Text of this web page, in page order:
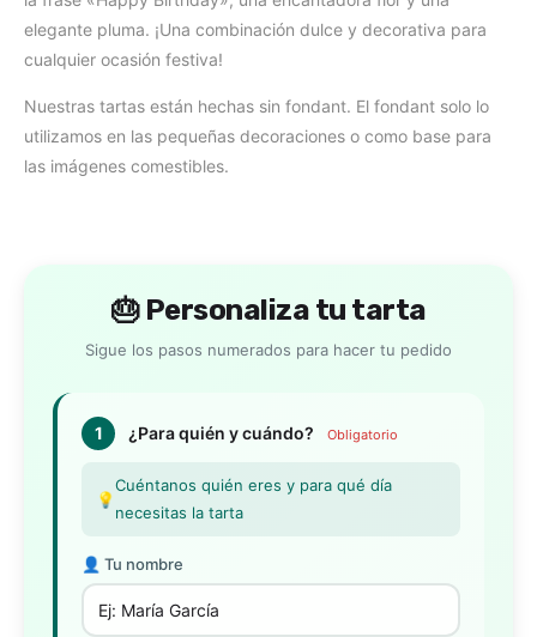
elegante pluma. ¡Una combinación dulce y decorativa para
cualquier ocasión festiva!
Nuestras tartas están hechas sin fondant. El fondant solo lo
utilizamos en las pequeñas decoraciones o como base para
las imágenes comestibles.
🎂 Personaliza tu tarta
Sigue los pasos numerados para hacer tu pedido
1 ¿Para quién y cuándo? Obligatorio
💡
Cuéntanos quién eres y para qué día
necesitas la tarta
👤 Tu nombre